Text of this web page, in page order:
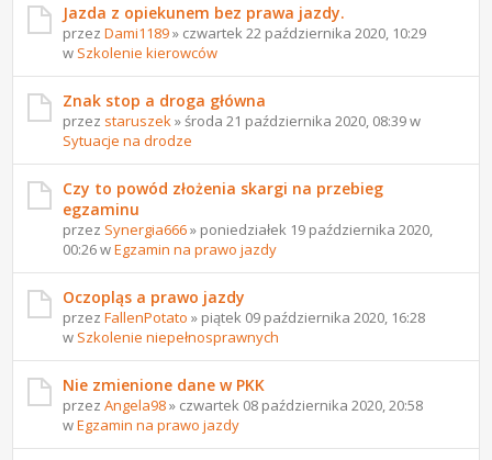
Jazda z opiekunem bez prawa jazdy.
przezDami1189» czwartek 22 października 2020, 10:29
w Szkolenie kierowców
Znak stop a droga główna
przez staruszek » środa 21 października 2020, 08:39 w
Sytuacje na drodze
Czy to powód złożenia skargi na przebieg
egzaminu
przez Synergia666» poniedziałek 19 października 2020,
00:26 wEgzamin na prawo jazdy
Oczopląs a prawo jazdy
przezFallenPotato » piątek 09 października 2020, 16:28
w Szkolenie niepełnosprawnych
Nie zmienione dane w PKK
przezAngela98» czwartek 08 października 2020, 20:58
wEgzamin na prawo jazdy